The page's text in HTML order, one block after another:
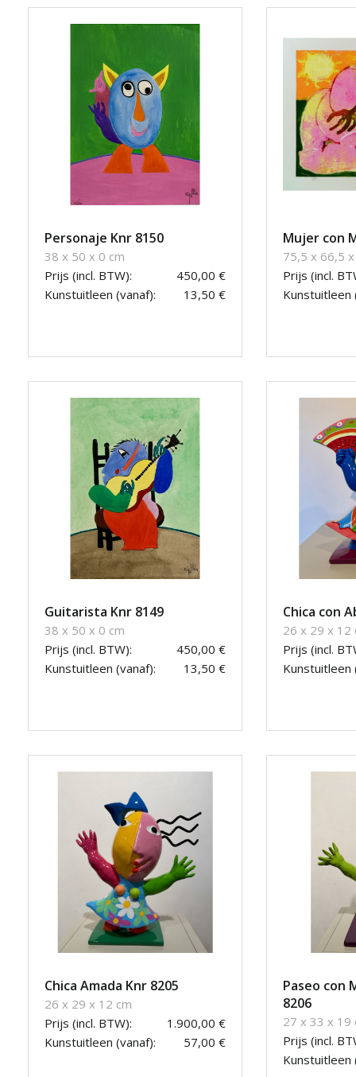
Personaje Knr 8150
38 x 50 x 0 cm
Prijs (incl. BTW):
450,00 €
Kunstuitleen (vanaf):
13,50 €
Mujer con
75,5 x 66,5
Prijs (incl.
Kunstuitleen
Guitarista Knr 8149
38 x 50 x 0 cm
Prijs (incl. BTW):
450,00 €
Kunstuitleen (vanaf):
13,50 €
Chica con
26 x 29 x 12
Prijs (incl.
Kunstuitleen
Chica Amada Knr 8205
26 x 29 x 12 cm
Prijs (incl. BTW):
1.900,00 €
Kunstuitleen (vanaf):
57,00 €
Paseo con
8206
27 x 33 x 19
Prijs (incl.
Kunstuitleen